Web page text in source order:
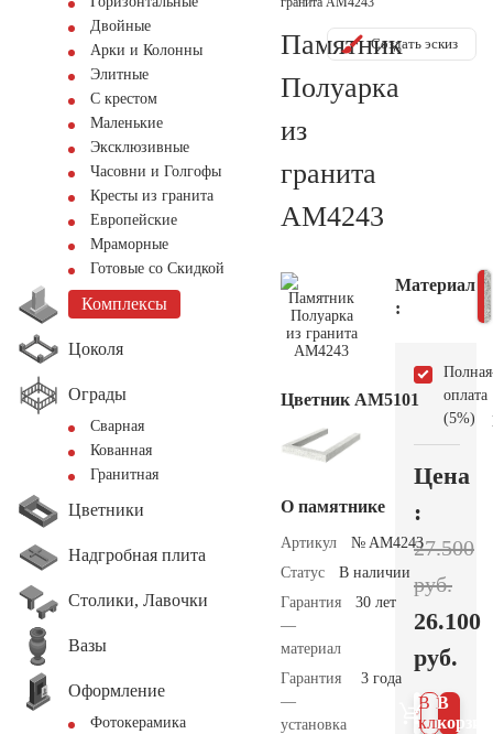
Двойные
Арки и Колонны
Элитные
С крестом
Маленькие
Эксклюзивные
Часовни и Голгофы
Кресты из гранита
Европейские
Мраморные
Готовые со Скидкой
Комплексы
Цоколя
Ограды
Сварная
Кованная
Гранитная
Цветники
Надгробная плита
Столики, Лавочки
Вазы
Оформление
Фотокерамика
Памятник
Полуарка
из
гранита
AM4243
Создать эскиз
Цветник АМ5101
О памятнике
Артикул
№ AM4243
Статус
В наличии
Гарантия
—
материал
30 лет
Гарантия
—
установка
3 года
Материал
:
Полная
оплата
(5%)
Цена
:
27.500
руб.
26.100
руб.
В
В 1
клик